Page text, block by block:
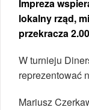
Impreza
lokalny rząd,
przekracza
W turnieju
reprezentować
Mariusz